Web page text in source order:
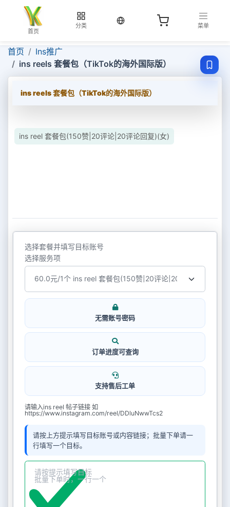
首页
分类
当前语言：中文
菜单
首页
Ins推广
ins reels 套餐包（TikTok的海外国际版）
ins reels 套餐包（TikTok的海外国际版）
ins reel 套餐包(150赞|20评论|20评论回复)(女)
选择套餐并填写目标账号
选择服务项
无需账号密码
订单进度可查询
支持售后工单
请输入ins reel 帖子链接 如
https://www.instagram.com/reel/DDluNwwTcs2
请按上方提示填写目标账号或内容链接；批量下单请一
行填写一个目标。